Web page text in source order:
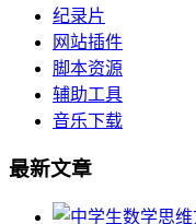
纪录片
网站插件
脚本资源
辅助工具
音乐下载
最新文章